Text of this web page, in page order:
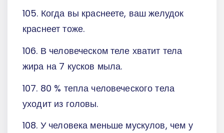
105. Когда вы краснеете, ваш желудок
краснеет тоже.
106. В человеческом теле хватит тела
жира на 7 кусков мыла.
107. 80 % тепла человеческого тела
уходит из головы.
108. У человека меньше мускулов, чем у